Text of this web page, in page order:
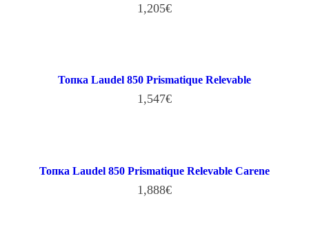
1,205€
Топка Laudel 850 Prismatique Relevable
1,547€
Топка Laudel 850 Prismatique Relevable Carene
1,888€